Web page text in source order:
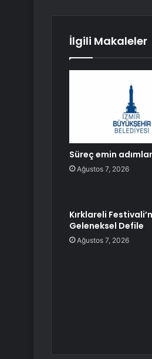
İlgili Makaleler
Süreç emin
Ağustos 7, 2026
Kırklareli
Geleneksel Defile
Ağustos 7, 2026